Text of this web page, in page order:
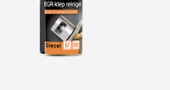
Найти